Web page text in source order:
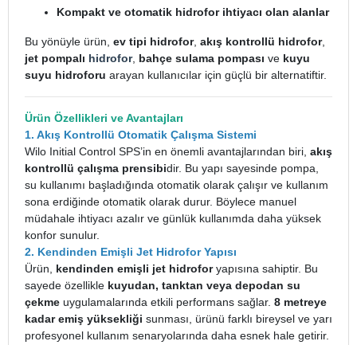
Kompakt ve otomatik hidrofor ihtiyacı olan alanlar
Bu yönüyle ürün, ev tipi hidrofor, akış kontrollü hidrofor,
jet pompalı hidrofor, bahçe sulama pompası ve kuyu
suyu hidroforu arayan kullanıcılar için güçlü bir alternatiftir.
Ürün Özellikleri ve Avantajları
1. Akış Kontrollü Otomatik Çalışma Sistemi
Wilo Initial Control SPS’in en önemli avantajlarından biri, akış
kontrollü çalışma prensibidir. Bu yapı sayesinde pompa,
su kullanımı başladığında otomatik olarak çalışır ve kullanım
sona erdiğinde otomatik olarak durur. Böylece manuel
müdahale ihtiyacı azalır ve günlük kullanımda daha yüksek
konfor sunulur.
2. Kendinden Emişli Jet Hidrofor Yapısı
Ürün, kendinden emişli jet hidroforyapısına sahiptir. Bu
sayede özellikle kuyudan, tanktan veya depodan su
çekme uygulamalarında etkili performans sağlar. 8 metreye
kadar emiş yüksekliği sunması, ürünü farklı bireysel ve yarı
profesyonel kullanım senaryolarında daha esnek hale getirir.